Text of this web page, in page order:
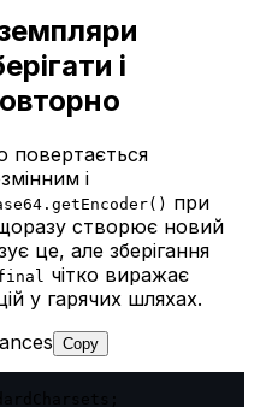
і
повертається
і
при
створює новий
це, але зберігання
чітко виражає
у гарячих шляхах.
Copy